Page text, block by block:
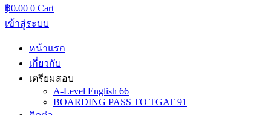
฿0.00 0 Cart
เข้าสู่ระบบ
หน้าแรก
เกี่ยวกับ
เตรียมสอบ
A-Level English 66
BOARDING PASS TO TGAT 91